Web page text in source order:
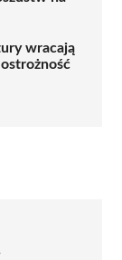
wracają